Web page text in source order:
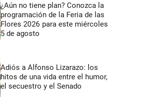
¿Aún no tiene plan? Conozca la
programación de la Feria de las
Flores 2026 para este miércoles
5 de agosto
Adiós a Alfonso Lizarazo: los
hitos de una vida entre el humor,
el secuestro y el Senado